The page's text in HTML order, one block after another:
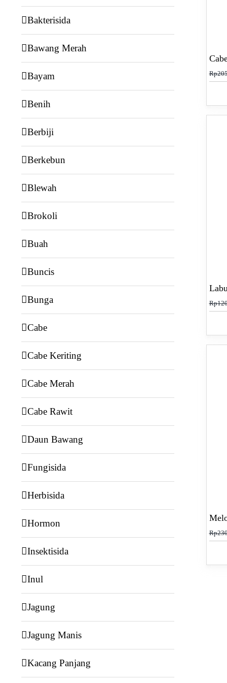
Rp
Rp
Rp
Bakterisida
Bawang Merah
Bayam
Benih
Berbiji
Berkebun
Blewah
Brokoli
Buah
Buncis
Bunga
Cabe
Cabe Keriting
Cabe Merah
Cabe Rawit
Daun Bawang
Fungisida
Herbisida
Hormon
Insektisida
Inul
Jagung
Jagung Manis
Kacang Panjang